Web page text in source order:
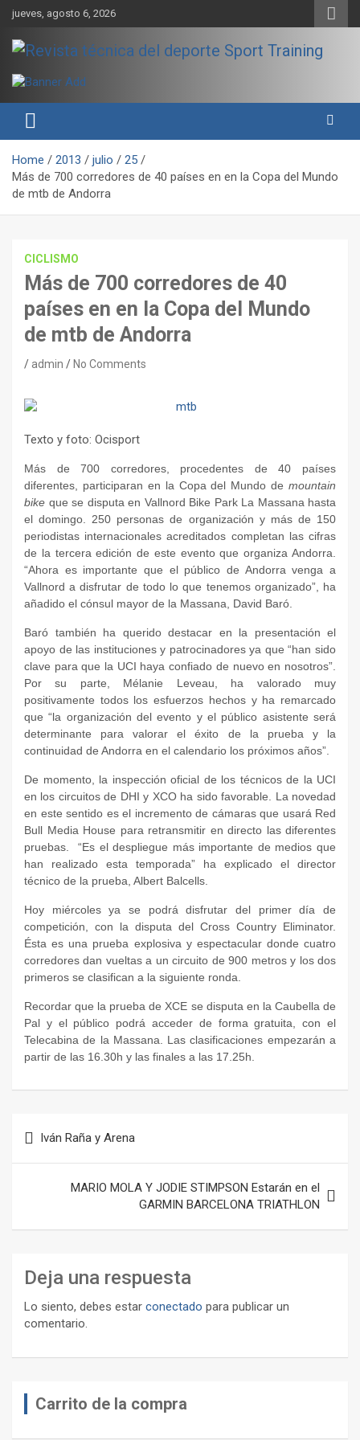
Skip
content
jueves, agosto 6, 2026
Revista técnica del deporte
Sport Training
rendimiento, nutrición y entrenamiento.
Home 2013 julio
25
Más de 700 corredores de 40 países en en la Copa del Mundo
de mtb de Andorra
CICLISMO
Más de 700 corredores de 40
países en en la Copa del Mundo
de mtb de Andorra
admin No Comments
Texto y foto: Ocisport
Más de 700 corredores, procedentes de 40 países
diferentes, participaran en la Copa del Mundo de mountain
bike que se disputa en Vallnord Bike Park La Massana hasta
el domingo. 250 personas de organización y más de 150
periodistas internacionales acreditados completan las cifras
de la tercera edición de este evento que organiza Andorra.
“Ahora es importante que el público de Andorra venga a
Vallnord a disfrutar de todo lo que tenemos organizado”, ha
añadido el cónsul mayor de la Massana, David Baró.
Baró también ha querido destacar en la presentación el
apoyo de las instituciones y patrocinadores ya que “han sido
clave para que la UCI haya confiado de nuevo en nosotros”.
Por su parte, Mélanie Leveau, ha valorado muy
positivamente todos los esfuerzos hechos y ha remarcado
que “la organización del evento y el público asistente será
determinante para valorar el éxito de la prueba y la
continuidad de Andorra en el calendario los próximos años”.
De momento, la inspección oficial de los técnicos de la UCI
en los circuitos de DHI y XCO ha sido favorable. La novedad
en este sentido es el incremento de cámaras que usará Red
Bull Media House para retransmitir en directo las diferentes
pruebas. “Es el despliegue más importante de medios que
han realizado esta temporada” ha explicado el director
técnico de la prueba, Albert Balcells.
Hoy miércoles ya se podrá disfrutar del primer día de
competición, con la disputa del Cross Country Eliminator.
Ésta es una prueba explosiva y espectacular donde cuatro
corredores dan vueltas a un circuito de 900 metros y los dos
primeros se clasifican a la siguiente ronda.
Recordar que la prueba de XCE se disputa en la Caubella de
Pal y el público podrá acceder de forma gratuita, con el
Telecabina de la Massana. Las clasificaciones empezarán a
partir de las 16.30h y las finales a las 17.25h.
de
entradas
Iván Raña y Arena
MARIO MOLA Y JODIE STIMPSON Estarán en el
GARMIN BARCELONA TRIATHLON
Deja una respuesta
Lo siento, debes estar conectado para publicar un
comentario.
Carrito de la compra